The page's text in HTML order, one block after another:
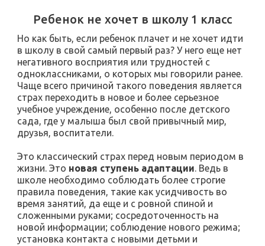
Ребенок не хочет в школу 1 класс
Но как быть, если ребенок плачет и не хочет идти
в школу в свой самый первый раз? У него еще нет
негативного восприятия или трудностей с
одноклассниками, о которых мы говорили ранее.
Чаще всего причиной такого поведения является
страх переходить в новое и более серьезное
учебное учреждение, особенно после детского
сада, где у малыша был свой привычный мир,
друзья, воспитатели.
Это классический страх перед новым периодом в
жизни. Это новая ступень адаптации. Ведь в
школе необходимо соблюдать более строгие
правила поведения, такие как усидчивость во
время занятий, да еще и с ровной спиной и
сложенными руками; сосредоточенность на
новой информации; соблюдение нового режима;
установка контакта с новыми детьми и